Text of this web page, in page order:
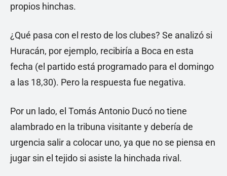
propios hinchas.
¿Qué pasa con el resto de los clubes? Se analizó si
Huracán, por ejemplo, recibiría a Boca en esta
fecha (el partido está programado para el domingo
a las 18,30). Pero la respuesta fue negativa.
Por un lado, el Tomás Antonio Ducó no tiene
alambrado en la tribuna visitante y debería de
urgencia salir a colocar uno, ya que no se piensa en
jugar sin el tejido si asiste la hinchada rival.